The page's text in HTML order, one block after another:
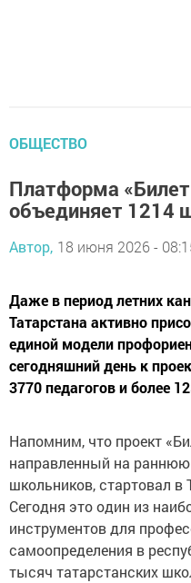
ОБЩЕСТВО
Платформа
объединяет 1214
Автор, 18 июня 2026 -
Даже в период летних
Татарстана активно
единой модели
сегодняшний день к
3770 педагогов и более
Напомним, что проект
направленный на
школьников, стартовал в
Сегодня это один из
инструментов для
самоопределения в
тысяч татарстанских